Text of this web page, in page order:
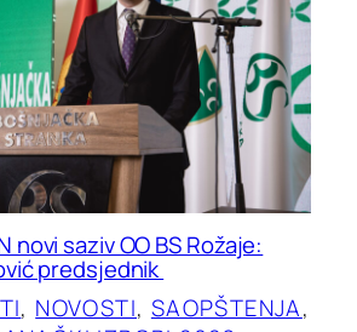
novi saziv OO BS Rožaje:
predsjednik
, NOVOSTI, SAOPŠTENJA